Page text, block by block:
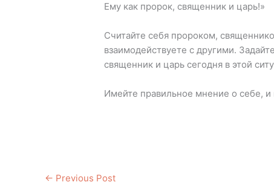
Ему как пророк, священник и царь!»
Считайте себя пророком,
взаимодействуете с другими.
священник и царь сегодня в этой
Имейте правильное мнение о себе,
← Previous Post